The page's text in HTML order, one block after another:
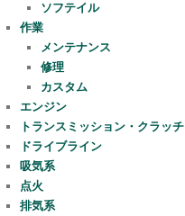
ソフテイル
作業
メンテナンス
修理
カスタム
エンジン
トランスミッション・クラッチ
ドライブライン
吸気系
点火
排気系